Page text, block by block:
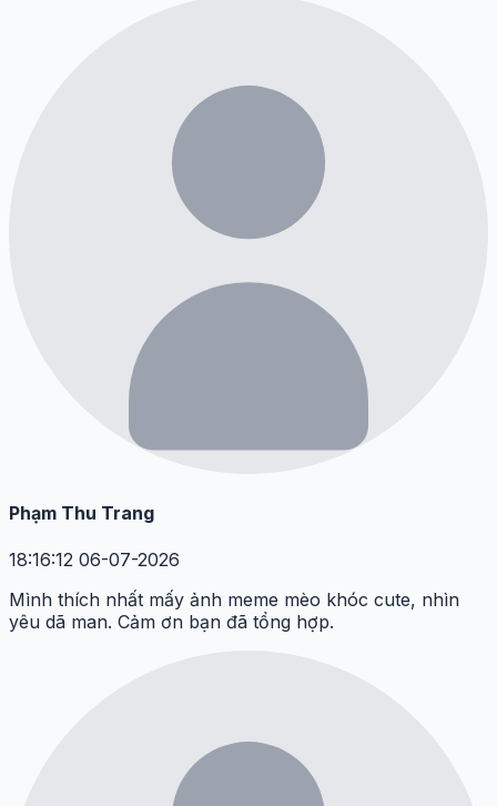
Phạm Thu Trang
18:16:12 06-07-2026
Mình thích nhất mấy ảnh meme mèo khóc cute, nhìn
yêu dã man. Cảm ơn bạn đã tổng hợp.